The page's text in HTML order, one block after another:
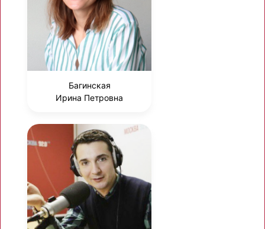
Багинская
Ирина Петровна